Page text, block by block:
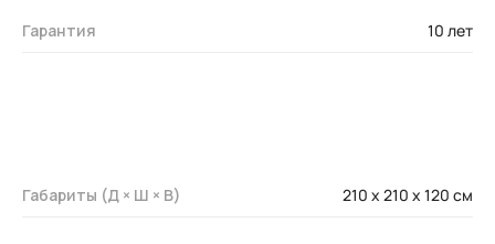
Гарантия 10 лет
Габариты (Д × Ш × В) 210 x 210 х 120 см